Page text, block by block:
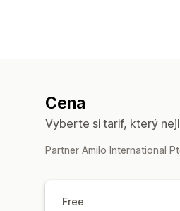
Cena
Vyberte si tarif, který
Partner Amilo International
Free